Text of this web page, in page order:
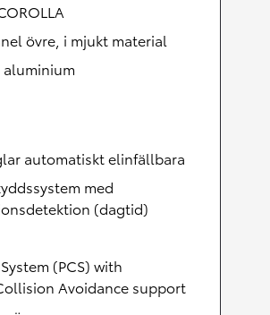
övre, i mjukt material
automatiskt elinfällbara
med
(dagtid)
(PCS) with
Avoidance support